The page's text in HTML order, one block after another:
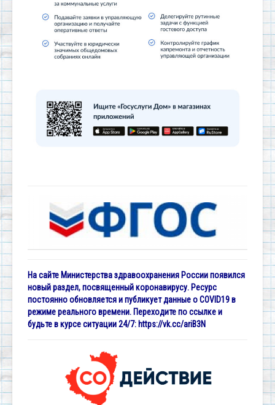
На сайте Министерства здравоохранения России появился
новый раздел, посвященный коронавирусу. Ресурс
постоянно обновляется и публикует данные о COVID19 в
режиме реального времени. Переходите по ссылке и
будьте в курсе ситуации 24/7: https://vk.cc/ariB3N